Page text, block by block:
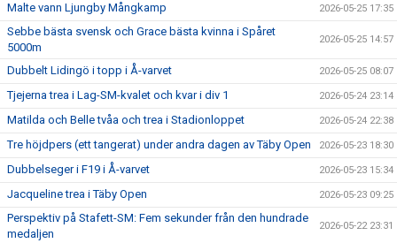
Malte vann Ljungby Mångkamp 2026-05-25 17:35
Sebbe bästa svensk och Grace bästa kvinna i Spåret
5000m
2026-05-25 14:57
Dubbelt Lidingö i topp i Å-varvet 2026-05-25 08:07
Tjejerna trea i Lag-SM-kvalet och kvar i div 1 2026-05-24 23:14
Matilda och Belle tvåa och trea i Stadionloppet 2026-05-24 22:38
Tre höjdpers (ett tangerat) under andra dagen av Täby Open 2026-05-23 18:30
Dubbelseger i F19 i Å-varvet 2026-05-23 15:34
Jacqueline trea i Täby Open 2026-05-23 09:25
Perspektiv på Stafett-SM: Fem sekunder från den hundrade
medaljen
2026-05-22 23:31